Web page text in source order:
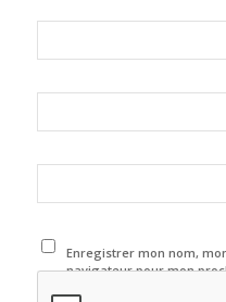
Enregistrer mon nom,
navigateur pour mon